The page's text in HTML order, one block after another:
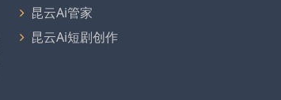
昆云Ai管家
昆云Ai短剧创作